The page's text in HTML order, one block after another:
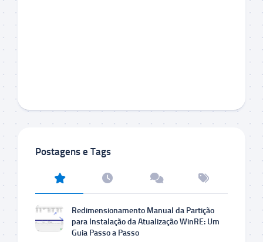
Postagens e Tags
Redimensionamento Manual da Partição
para Instalação da Atualização WinRE: Um
Guia Passo a Passo